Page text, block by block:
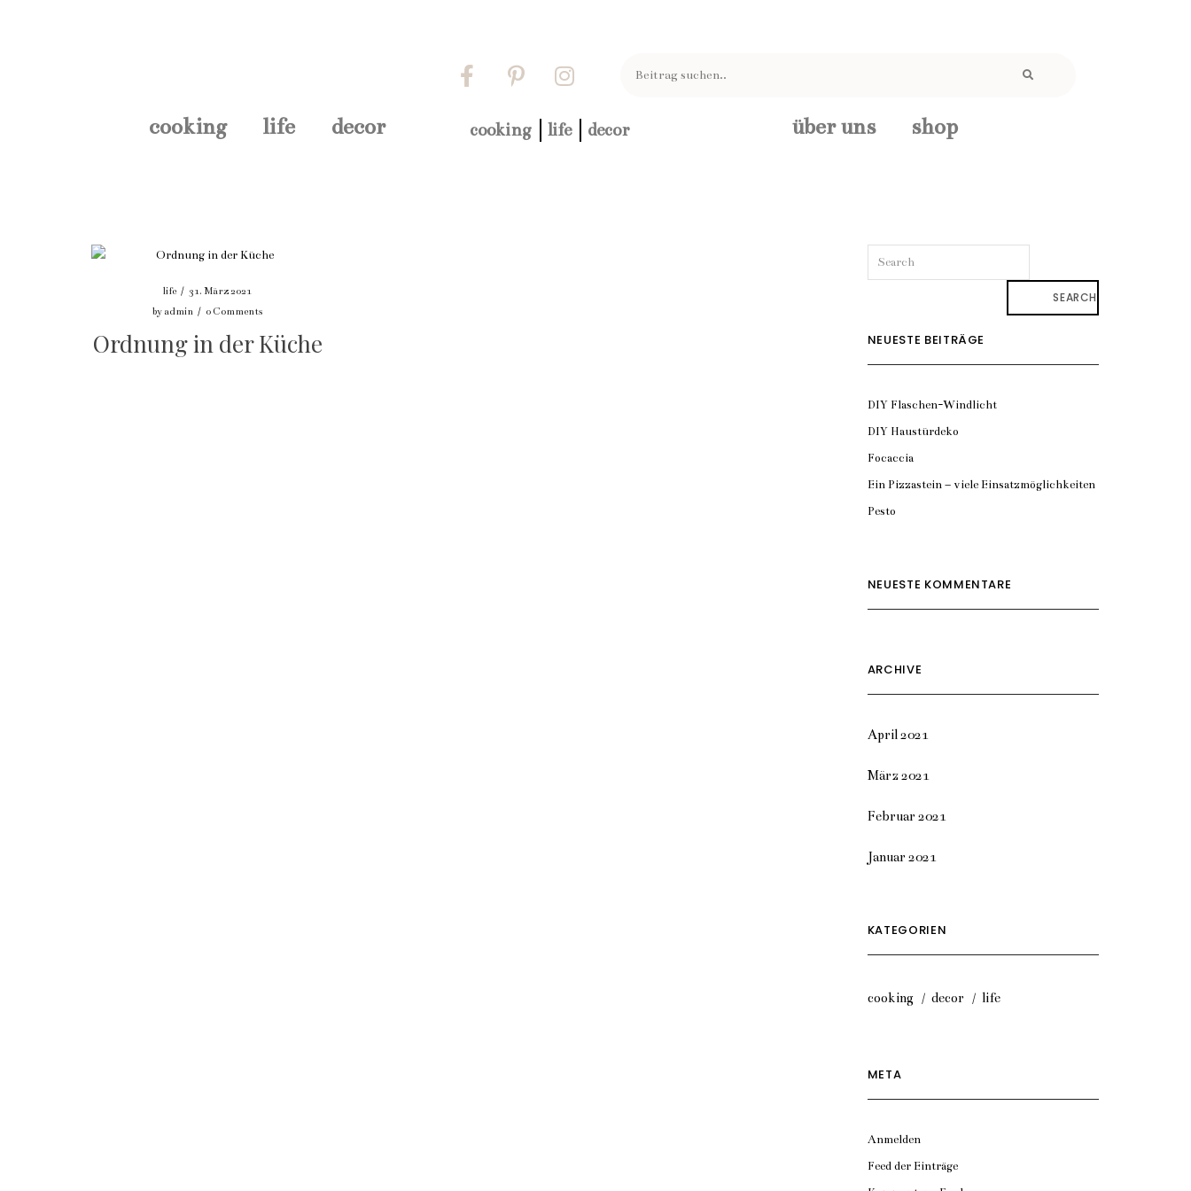
cooking life decor cooking life decor über uns shop
life / 31. März 2021
by admin / 0 Comments
Ordnung in der Küche
SEARCH
NEUESTE BEITRÄGE
DIY Flaschen-Windlicht
DIY Haustürdeko
Focaccia
Ein Pizzastein – viele Einsatzmöglichkeiten
Pesto
NEUESTE KOMMENTARE
ARCHIVE
April 2021
März 2021
Februar 2021
Januar 2021
KATEGORIEN
cooking decor life
META
Anmelden
Feed der Einträge